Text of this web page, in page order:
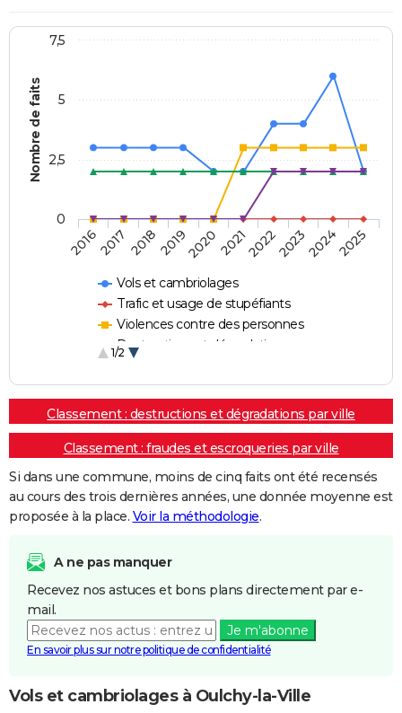
Nombre de faits
Vols et cambriolages
Trafic et usage de stupéfiants
Violences contre des personnes
Destructions et dégradations
1/2
20162017 20182019202020212022202320242025
0
2,5
5
7,5
Classement : destructions et dégradations par ville
Classement : fraudes et escroqueries par ville
Si dans une commune, moins de cinq faits ont été recensés
au cours des trois dernières années, une donnée moyenne est
proposée à la place. Voir la méthodologie.
A ne pas manquer
Recevez nos astuces et bons plans directement par e-
mail.
Je m'abonne
En savoir plus sur notre politique de confidentialité
Vols et cambriolages à Oulchy-la-Ville